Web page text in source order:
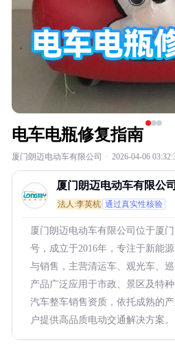
电车电瓶修复指南
厦门朗迈电动车有限公司 · 2026-04-06
厦门朗迈电动车有限公司
法人:李英杭 通过真实性核验
厦门朗迈电动车有限公司位于厦
号，成立于2016年，专注于新能
与销售，主营清运车、观光车、
产品广泛应用于市政、景区及特
汽车整车销售资质，依托成熟的
户提供高品质电动交通解决方案。